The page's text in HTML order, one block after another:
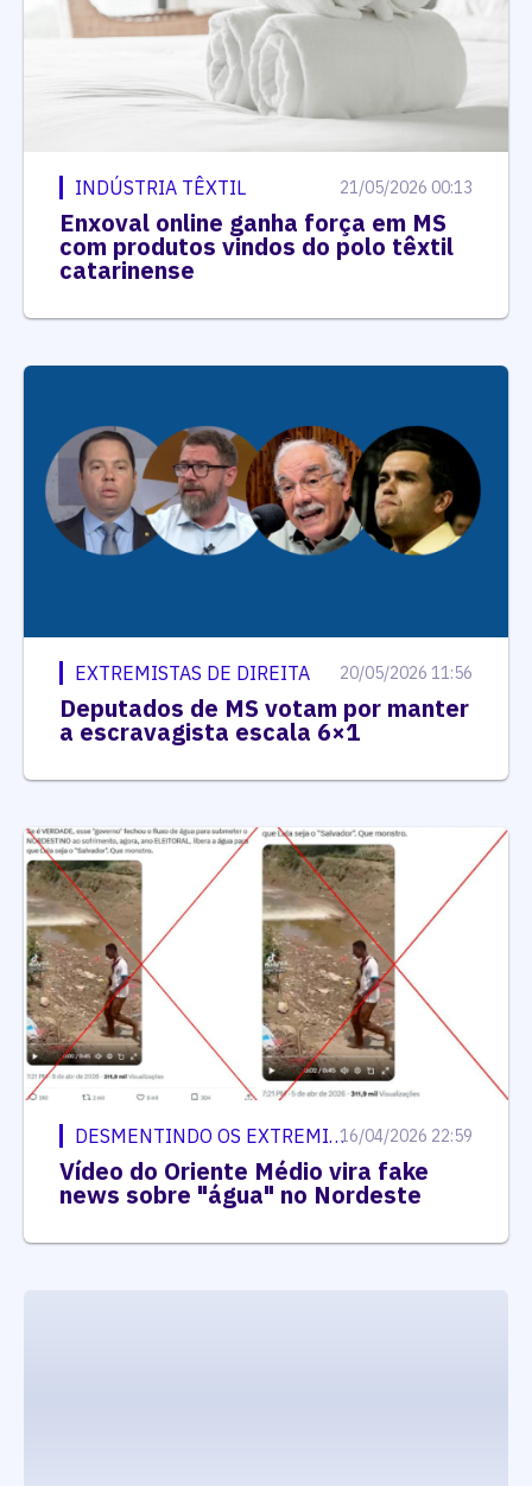
INDÚSTRIA TÊXTIL 21/05/2026 00:13
Enxoval online ganha força em MS
com produtos vindos do polo têxtil
catarinense
EXTREMISTAS DE DIREITA 20/05/2026 11:56
Deputados de MS votam por manter
a escravagista escala 6×1
DESMENTINDO OS EXTREMISTAS16/04/2026 22:59
Vídeo do Oriente Médio vira fake
news sobre "água" no Nordeste